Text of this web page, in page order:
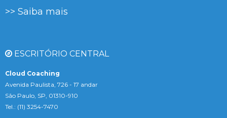
>> Saiba mais
ESCRITÓRIO CENTRAL
Cloud Coaching
Avenida Paulista, 726 - 17 andar
São Paulo, SP, 01310-910
Tel.: (11) 3254-7470